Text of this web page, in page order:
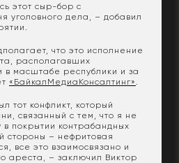
этот сыр-бор с
уголовного дела, – добавил
что это исполнение
располагавших
в масштабе республики и за
«БайкалМедиаКонсалтинг»
тот конфликт, который
связанный с тем, что я не
покрытии контрабандных
стороны – нефритовая
все это взаимосвязано и
ареста, – заключил Виктор